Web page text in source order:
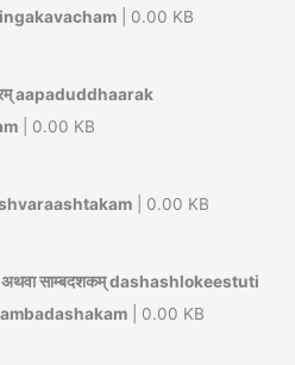
| 0.00 KB
aapaduddhaarak
| 0.00 KB
| 0.00 KB
अथवा साम्बदशकम् dashashlokeestuti
| 0.00 KB